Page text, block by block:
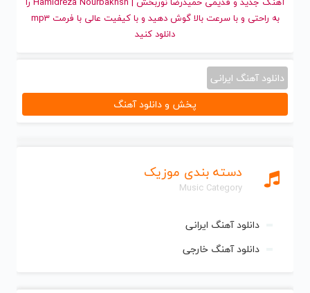
دسته بندی موزیک
Music Category
دانلود آهنگ ایرانی
دانلود آهنگ خارجی
به راحتی و با سرعت بالا گوش دهید و با کیفیت عالی با فرمت mp3
دانلود کنید
دانلود آهنگ ایرانی
پخش و دانلود آهنگ